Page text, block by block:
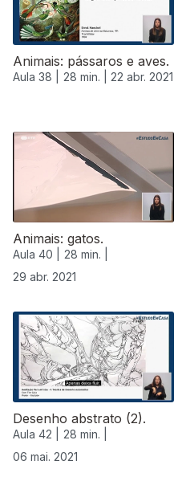
Animais: pássaros e aves.
Aula 38 | 28 min. | 22 abr. 2021
Animais: gatos.
Aula 40 |
28 min. |
29 abr. 2021
Desenho abstrato (2).
Aula 42 |
28 min. |
06 mai. 2021